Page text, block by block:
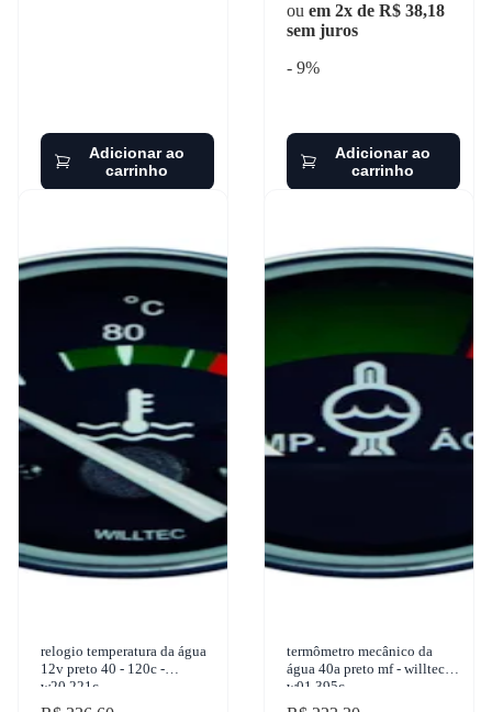
Adicionar ao
carrinho
ou em 2x de R$ 38,18
sem juros
- 9%
Adicionar ao
carrinho
relogio temperatura da água
12v preto 40 - 120c -
w20.221c
termômetro mecânico da
água 40a preto mf - willtec
w01.395c